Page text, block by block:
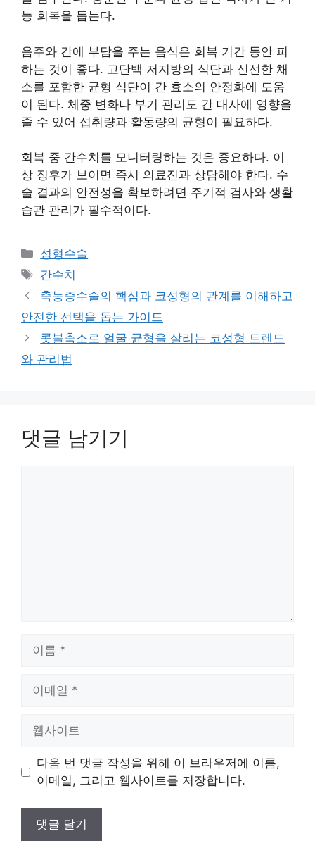
능 회복을 돕는다.
음주와 간에 부담을 주는 음식은 회복 기간 동안 피
하는 것이 좋다. 고단백 저지방의 식단과 신선한 채
소를 포함한 균형 식단이 간 효소의 안정화에 도움
이 된다. 체중 변화나 부기 관리도 간 대사에 영향을
줄 수 있어 섭취량과 활동량의 균형이 필요하다.
회복 중 간수치를 모니터링하는 것은 중요하다. 이
상 징후가 보이면 즉시 의료진과 상담해야 한다. 수
술 결과의 안전성을 확보하려면 주기적 검사와 생활
습관 관리가 필수적이다.
카
테
리
성형수술
태
그
간수치
축농증수술의 핵심과 코성형의 관계를 이해하고
안전한 선택을 돕는 가이드
콧볼축소로 얼굴 균형을 살리는 코성형 트렌드
와 관리법
댓글 남기기
트
다음 번 댓글 작성을 위해 이 브라우저에 이름,
이메일, 그리고 웹사이트를 저장합니다.